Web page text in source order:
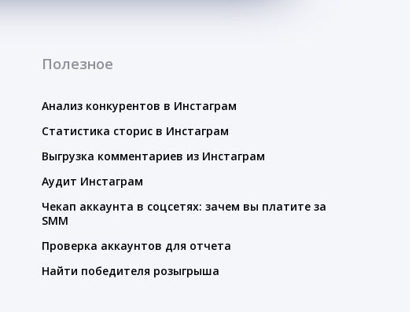
Полезное
Анализ конкурентов в Инстаграм
Статистика сторис в Инстаграм
Выгрузка комментариев из Инстаграм
Аудит Инстаграм
Чекап аккаунта в соцсетях: зачем вы платите за
SMM
Проверка аккаунтов для отчета
Найти победителя розыгрыша